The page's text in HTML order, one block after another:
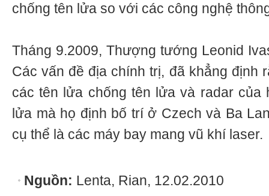
chống tên lửa so với các công nghệ
Tháng 9.2009, Thượng tướng Leonid
Các vấn đề địa chính trị, đã khẳng định
các tên lửa chống tên lửa và radar của
lửa mà họ định bố trí ở Czech và Ba
cụ thể là các máy bay mang vũ khí laser.
Nguồn: Lenta, Rian, 12.02.2010